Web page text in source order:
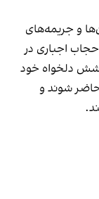
و جریمه‌های
حجاب اجباری در
پوشش دلخواه خود
حاضر شوند و